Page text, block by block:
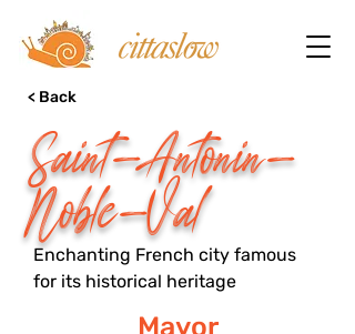
Saint-Antonin-
Noble-Val
< Back
Enchanting French city famous
for its historical heritage
Mayor